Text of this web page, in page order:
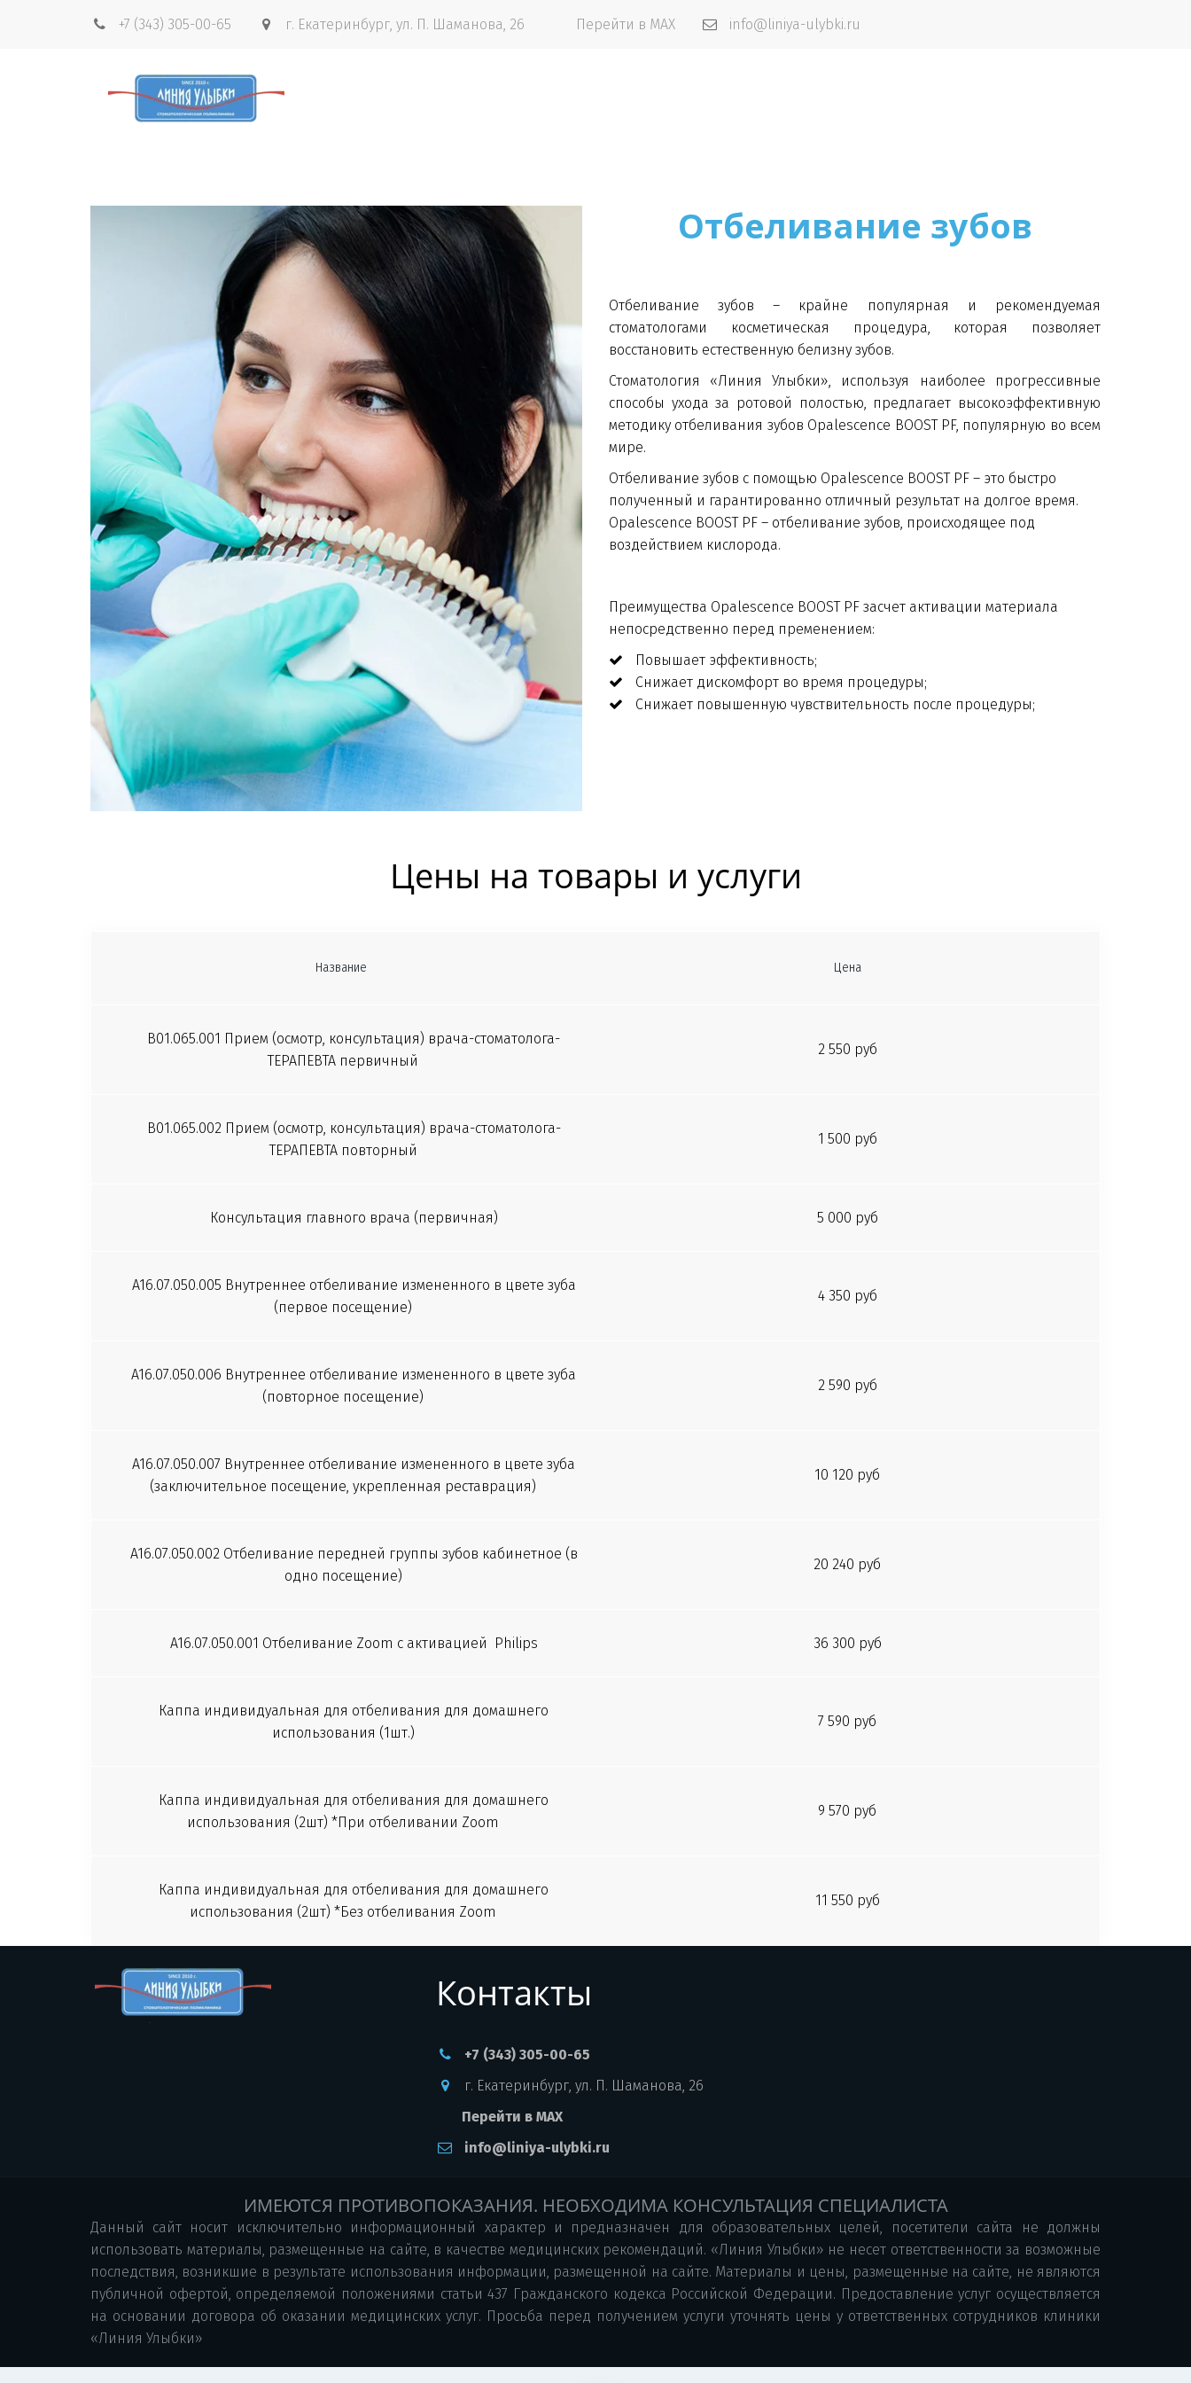
+7 (343) 305-00-65 г. Екатеринбург, ул. П. Шаманова, 26 Перейти в MAX info@liniya-ulybki.ru
Отбеливание зубов
Отбеливание зубов – крайне популярная и рекомендуемая
стоматологами косметическая процедура, которая позволяет
восстановить естественную белизну зубов.
Стоматология «Линия Улыбки», используя наиболее прогрессивные
способы ухода за ротовой полостью, предлагает высокоэффективную
методику отбеливания зубов Opalescence BOOST PF, популярную во всем
мире.
Отбеливание зубов с помощью Opalescence BOOST PF – это быстро
полученный и гарантированно отличный результат на долгое время.
Opalescence BOOST PF – отбеливание зубов, происходящее под
воздействием кислорода.
Преимущества Opalescence BOOST PF засчет активации материала
непосредственно перед пременением:
Повышает эффективность;
Снижает дискомфорт во время процедуры;
Снижает повышенную чувствительность после процедуры;
Цены на товары и услуги
Название Цена
B01.065.001 Прием (осмотр, консультация) врача-стоматолога-
ТЕРАПЕВТА первичный
2 550 руб
B01.065.002 Прием (осмотр, консультация) врача-стоматолога-
ТЕРАПЕВТА повторный
1 500 руб
Консультация главного врача (первичная) 5 000 руб
A16.07.050.005 Внутреннее отбеливание измененного в цвете зуба
(первое посещение)
4 350 руб
A16.07.050.006 Внутреннее отбеливание измененного в цвете зуба
(повторное посещение)
2 590 руб
A16.07.050.007 Внутреннее отбеливание измененного в цвете зуба
(заключительное посещение, укрепленная реставрация)
10 120 руб
A16.07.050.002 Отбеливание передней группы зубов кабинетное (в
одно посещение)
20 240 руб
A16.07.050.001 Отбеливание Zoom с активацией Philips 36 300 руб
Каппа индивидуальная для отбеливания для домашнего
использования (1шт.)
7 590 руб
Каппа индивидуальная для отбеливания для домашнего
использования (2шт) *При отбеливании Zoom
9 570 руб
Каппа индивидуальная для отбеливания для домашнего
использования (2шт) *Без отбеливания Zoom
11 550 руб
Контакты
+7 (343) 305-00-65
г. Екатеринбург, ул. П. Шаманова, 26
Перейти в MAX
info@liniya-ulybki.ru
ИМЕЮТСЯ ПРОТИВОПОКАЗАНИЯ. НЕОБХОДИМА КОНСУЛЬТАЦИЯ СПЕЦИАЛИСТА
Данный сайт носит исключительно информационный характер и предназначен для образовательных целей, посетители сайта не должны
использовать материалы, размещенные на сайте, в качестве медицинских рекомендаций. «Линия Улыбки» не несет ответственности за возможные
последствия, возникшие в результате использования информации, размещенной на сайте. Материалы и цены, размещенные на сайте, не являются
публичной офертой, определяемой положениями статьи 437 Гражданского кодекса Российской Федерации. Предоставление услуг осуществляется
на основании договора об оказании медицинских услуг. Просьба перед получением услуги уточнять цены у ответственных сотрудников клиники
«Линия Улыбки»